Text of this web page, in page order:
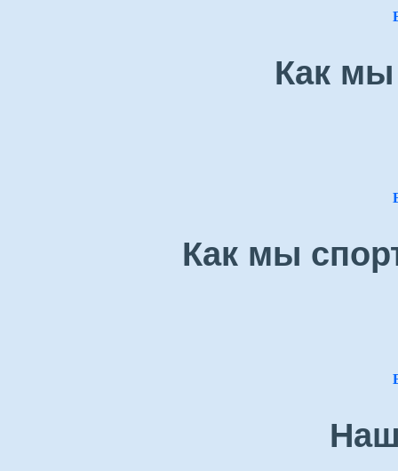
Как
Как мы